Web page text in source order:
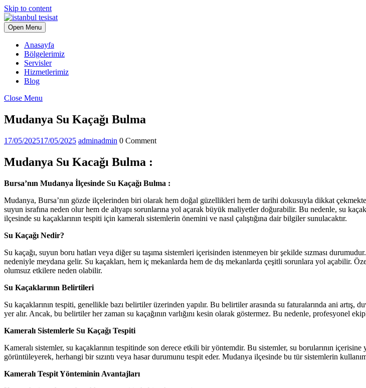
Skip to content
Open Menu
Anasayfa
Bölgelerimiz
Servisler
Hizmetlerimiz
Blog
Close Menu
Mudanya Su Kaçağı Bulma
17/05/202517/05/2025 adminadmin 0 Comment
Mudanya Su Kacağı Bulma :
Bursa’nın Mudanya İlçesinde Su Kaçağı Bulma :
Mudanya, Bursa’nın gözde ilçelerinden biri olarak hem doğal güzellikleri hem de tarihi dokusuyla dikkat
suyun israfına neden olur hem de altyapı sorunlarına yol açarak büyük maliyetler doğurabilir. Bu nedenle, su
ilçesinde su kaçaklarının tespiti için kameralı sistemlerin önemini ve nasıl çalıştığına dair bilgiler sunulacaktır.
Su Kaçağı Nedir?
Su kaçağı, suyun boru hatları veya diğer su taşıma sistemleri içerisinden istenmeyen bir şekilde sızması
nedeniyle meydana gelir. Su kaçakları, hem iç mekanlarda hem de dış mekanlarda çeşitli sorunlara yol açabilir.
olumsuz etkilere neden olabilir.
Su Kaçaklarının Belirtileri
Su kaçaklarının tespiti, genellikle bazı belirtiler üzerinden yapılır. Bu belirtiler arasında su faturalarında ani
yer alır. Ancak, bu belirtiler her zaman su kaçağının varlığını kesin olarak göstermez. Bu nedenle, profesyonel
Kameralı Sistemlerle Su Kaçağı Tespiti
Kameralı sistemler, su kaçaklarının tespitinde son derece etkili bir yöntemdir. Bu sistemler, su borularının
görüntüleyerek, herhangi bir sızıntı veya hasar durumunu tespit eder. Mudanya ilçesinde bu tür sistemlerin
Kameralı Tespit Yönteminin Avantajları